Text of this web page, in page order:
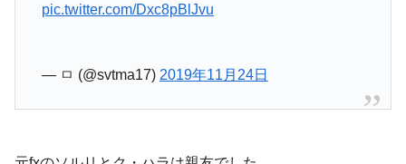
pic.twitter.com/Dxc8pBlJvu
— ㅁ (@svtma17) 2019年11月24日